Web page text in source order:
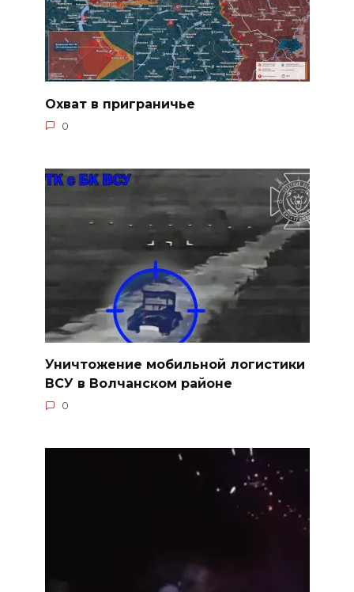
Охват в приграничье
0
Уничтожение мобильной логистики
ВСУ в Волчанском районе
0